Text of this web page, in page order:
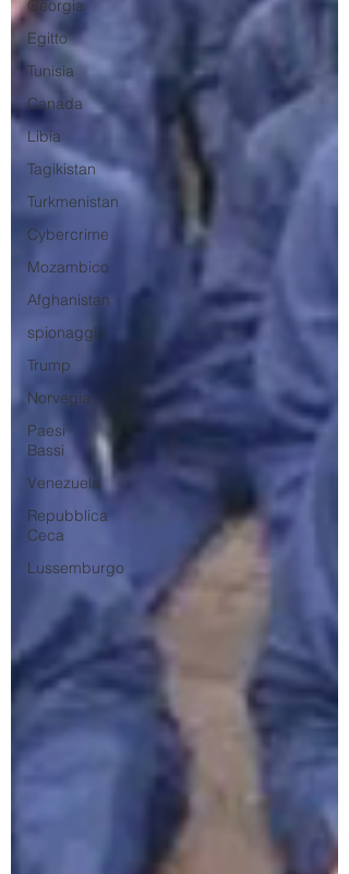
Georgia
Egitto
Tunisia
Canada
Libia
Tagikistan
Turkmenistan
Cybercrime
Mozambico
Afghanistan
spionaggio
Trump
Norvegia
Paesi
Bassi
Venezuela
Repubblica
Ceca
Lussemburgo